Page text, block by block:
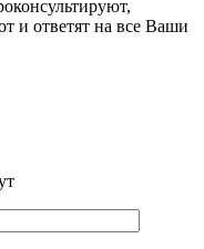
и ответят на все Ваши